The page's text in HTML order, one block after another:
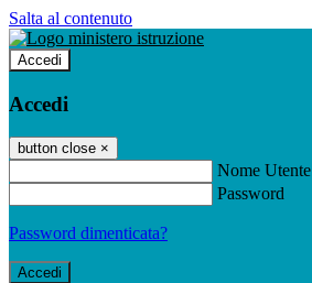
Salta al contenuto
Accedi
Accedi
button close ×
Nome Utente
Password
Password dimenticata?